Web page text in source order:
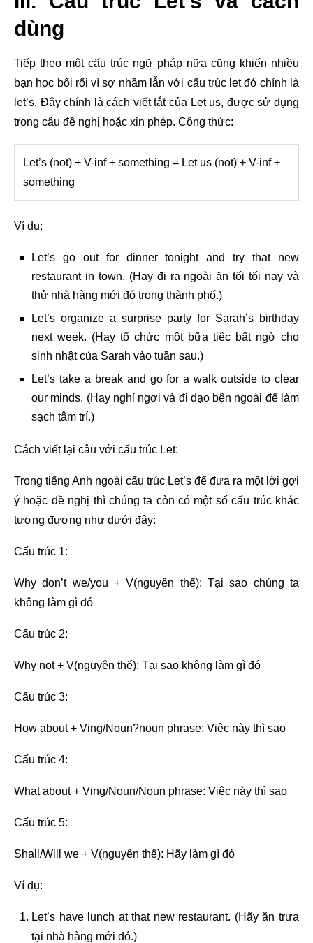
dùng
Tiếp theo một cấu trúc ngữ pháp nữa cũng khiến nhiều
bạn học bối rối vì sợ nhầm lẫn với cấu trúc let đó chính là
let’s. Đây chính là cách viết tắt của Let us, được sử dụng
trong câu đề nghị hoặc xin phép. Công thức:
Let’s (not) + V-inf + something = Let us (not) + V-inf +
something
Ví dụ:
Let’s go out for dinner tonight and try that new
restaurant in town. (Hay đi ra ngoài ăn tối tối nay và
thử nhà hàng mới đó trong thành phố.)
Let’s organize a surprise party for Sarah’s birthday
next week. (Hay tổ chức một bữa tiệc bất ngờ cho
sinh nhật của Sarah vào tuần sau.)
Let’s take a break and go for a walk outside to clear
our minds. (Hay nghỉ ngơi và đi dạo bên ngoài để làm
sạch tâm trí.)
Cách viết lại câu với cấu trúc Let:
Trong tiếng Anh ngoài cấu trúc Let’s để đưa ra một lời gợi
ý hoặc đề nghị thì chúng ta còn có một số cấu trúc khác
tương đương như dưới đây:
Cấu trúc 1:
Why don’t we/you + V(nguyên thể): Tại sao chúng ta
không làm gì đó
Cấu trúc 2:
Why not + V(nguyên thể): Tại sao không làm gì đó
Cấu trúc 3:
How about + Ving/Noun?noun phrase: Việc này thì sao
Cấu trúc 4:
What about + Ving/Noun/Noun phrase: Việc này thì sao
Cấu trúc 5:
Shall/Will we + V(nguyên thể): Hãy làm gì đó
Ví dụ:
Let’s have lunch at that new restaurant. (Hãy ăn trưa
tại nhà hàng mới đó.)